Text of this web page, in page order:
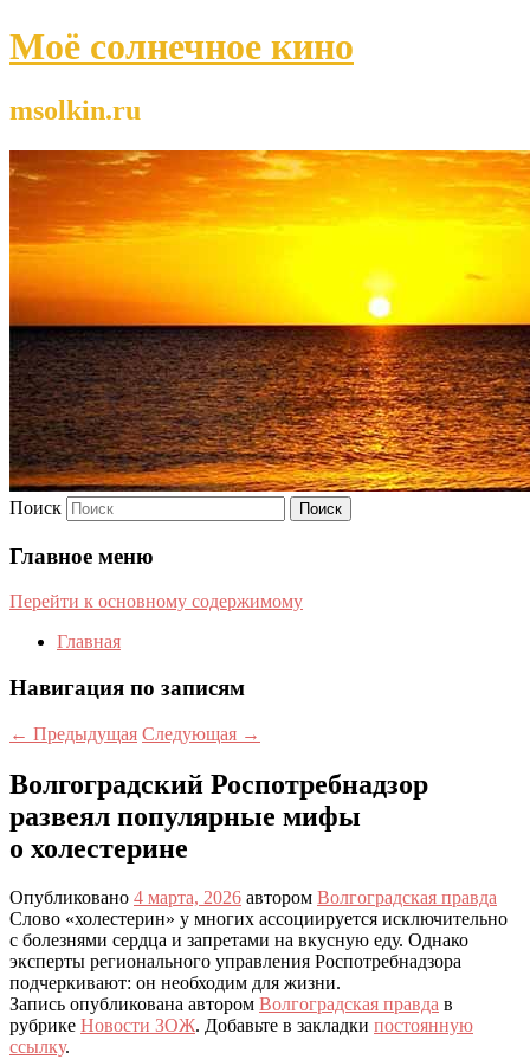
Моё солнечное кино
msolkin.ru
Поиск
Главное меню
Перейти к основному содержимому
Главная
Навигация по записям
← Предыдущая Следующая →
Волгоградский Роспотребнадзор
развеял популярные мифы
о холестерине
Опубликовано 4 марта, 2026 автором Волгоградская правда
Слово «холестерин» у многих ассоциируется исключительно
с болезнями сердца и запретами на вкусную еду. Однако
эксперты регионального управления Роспотребнадзора
подчеркивают: он необходим для жизни.
Запись опубликована автором Волгоградская правда в
рубрике Новости ЗОЖ. Добавьте в закладки постоянную
ссылку.